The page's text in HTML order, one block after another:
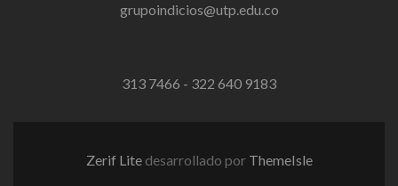
grupoindicios@utp.edu.co
313 7466 - 322 640 9183
Zerif Lite desarrollado por ThemeIsle